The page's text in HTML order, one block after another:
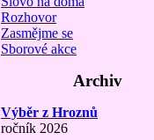
Rozhovor
Zasmějme se
Sborové akce
Archiv
Výběr z Hroznů
ročník 2026